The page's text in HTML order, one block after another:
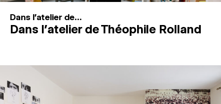
Dans l'atelier de...
Dans l’atelier de Théophile Rolland